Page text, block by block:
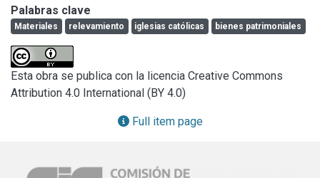
bonaerense. Luis P. Traversa.
2.- Iglesias católicas.
2.a.- Relevamiento del patrimonio religioso católico en
Ccolonias, pueblos y localidades de la provincia de Buenos
Aires. Luís P. Traversa; Fabián H. Iloro; Sebastián Márquez.
2.b.- Iglesias de La Plata, Berisso y Ensenada. Luis P.,
Traversa; Mariana López; Fabián H. Iloro; Sebastián
Palabras clave
Materiales relevamiento iglesias católicas bienes patrimoniales
Esta obra se publica con la licencia Creative Commons
Attribution 4.0 International (BY 4.0)
Full item page